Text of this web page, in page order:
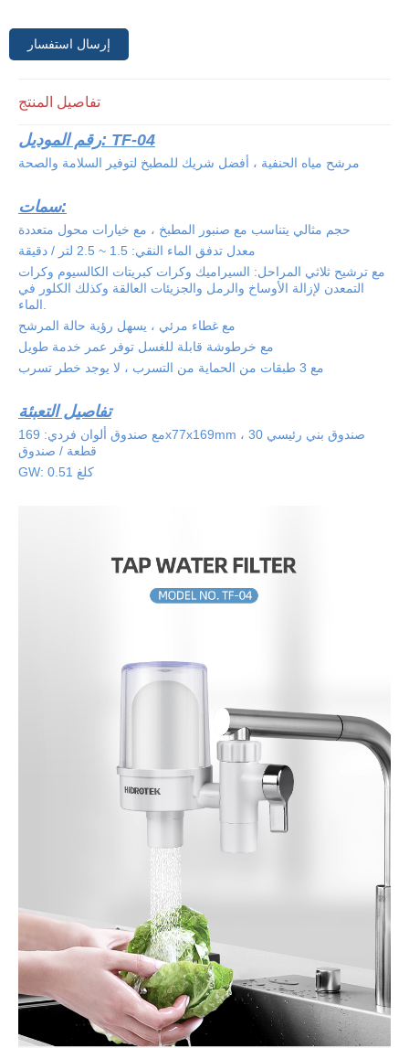
إرسال استفسار
تفاصيل المنتج
رقم الموديل: TF-04
مرشح مياه الحنفية ، أفضل شريك للمطبخ لتوفير السلامة والصحة
سمات:
حجم مثالي يتناسب مع صنبور المطبخ ، مع خيارات محول متعددة
معدل تدفق الماء النقي: 1.5 ~ 2.5 لتر / دقيقة
مع ترشيح ثلاثي المراحل: السيراميك وكرات كبريتات الكالسيوم وكرات
التمعدن لإزالة الأوساخ والرمل والجزيئات العالقة وكذلك الكلور في
مع غطاء مرئي ، يسهل رؤية حالة المرشح
مع خرطوشة قابلة للغسل توفر عمر خدمة طويل
مع 3 طبقات من الحماية من التسرب ، لا يوجد خطر تسرب
تفاصيل التعبئة
مع صندوق ألوان فردي: 169x77x169mm ، صندوق بني رئيسي 30
قطعة / صندوق
GW: 0.51 كلغ